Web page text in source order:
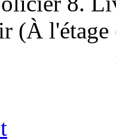
(À l'étage